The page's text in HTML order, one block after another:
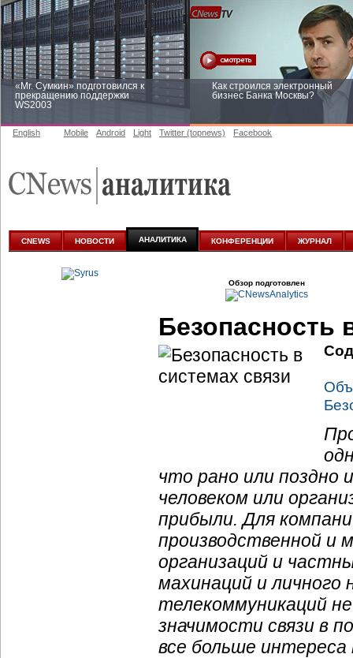
«Mr. Сумкин» подготовился к
прекращению поддержки
WS2003
Как строился электронный
бизнес Банка Москвы?
аналитике
English Mobile Android Light Twitter (topnews) Facebook
CNEWS НОВОСТИ АНАЛИТИКА КОНФЕРЕНЦИИ ЖУРНАЛ
Обзор подготовлен
Безопасность
что рано или поздно
человеком или
прибыли. Для
производственной и
организаций и
махинаций и личного
телекоммуникаций
значимости связи в
все больше